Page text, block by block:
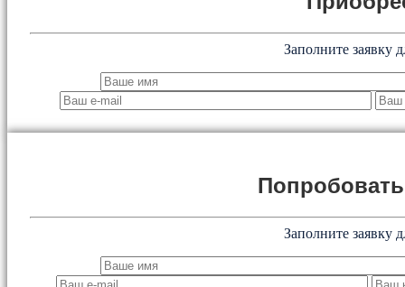
Заполните заявку
Заполните заявку